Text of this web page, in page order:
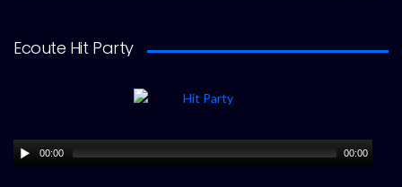
Ecoute Hit Party
00:00 00:00